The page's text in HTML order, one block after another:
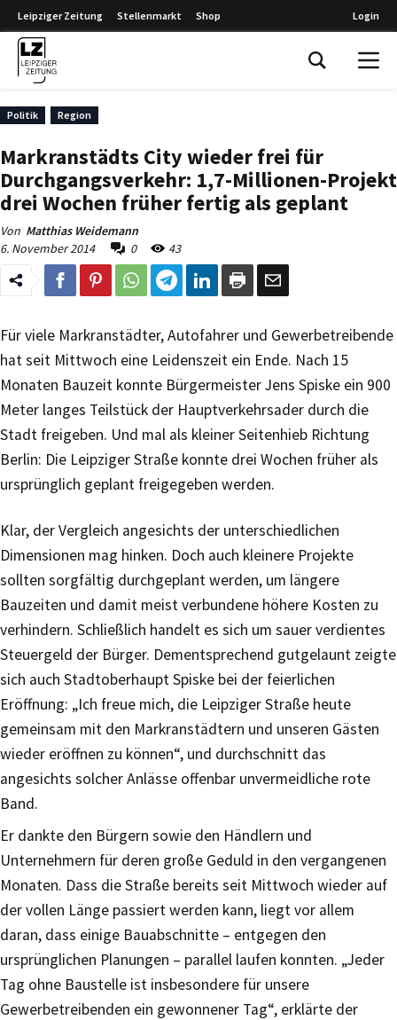
Leipziger Zeitung Stellenmarkt Shop Login
Politik Region
Markranstädts City wieder frei für
Durchgangsverkehr: 1,7-Millionen-Projekt
drei Wochen früher fertig als geplant
Von Matthias Weidemann
6. November 2014
0 43
Für viele Markranstädter, Autofahrer und Gewerbetreibende
hat seit Mittwoch eine Leidenszeit ein Ende. Nach 15
Monaten Bauzeit konnte Bürgermeister Jens Spiske ein 900
Meter langes Teilstück der Hauptverkehrsader durch die
Stadt freigeben. Und mal als kleiner Seitenhieb Richtung
Berlin: Die Leipziger Straße konnte drei Wochen früher als
ursprünglich geplant freigegeben werden.
Klar, der Vergleich angesichts der unterschiedlichen
Dimensionen mag hinken. Doch auch kleinere Projekte
sollten sorgfältig durchgeplant werden, um längere
Bauzeiten und damit meist verbundene höhere Kosten zu
verhindern. Schließlich handelt es sich um sauer verdientes
Steuergeld der Bürger. Dementsprechend gutgelaunt zeigte
sich auch Stadtoberhaupt Spiske bei der feierlichen
Eröffnung: „Ich freue mich, die Leipziger Straße heute
gemeinsam mit den Markranstädtern und unseren Gästen
wieder eröffnen zu können“, und durchschnitt das
angesichts solcher Anlässe offenbar unvermeidliche rote
Band.
Er dankte den Bürgern sowie den Händlern und
Unternehmern für deren große Geduld in den vergangenen
Monaten. Dass die Straße bereits seit Mittwoch wieder auf
der vollen Länge passiert werden kann, liegt vor allem
daran, dass einige Bauabschnitte – entgegen den
ursprünglichen Planungen – parallel laufen konnten. „Jeder
Tag ohne Baustelle ist insbesondere für unsere
Gewerbetreibenden ein gewonnener Tag“, erklärte der